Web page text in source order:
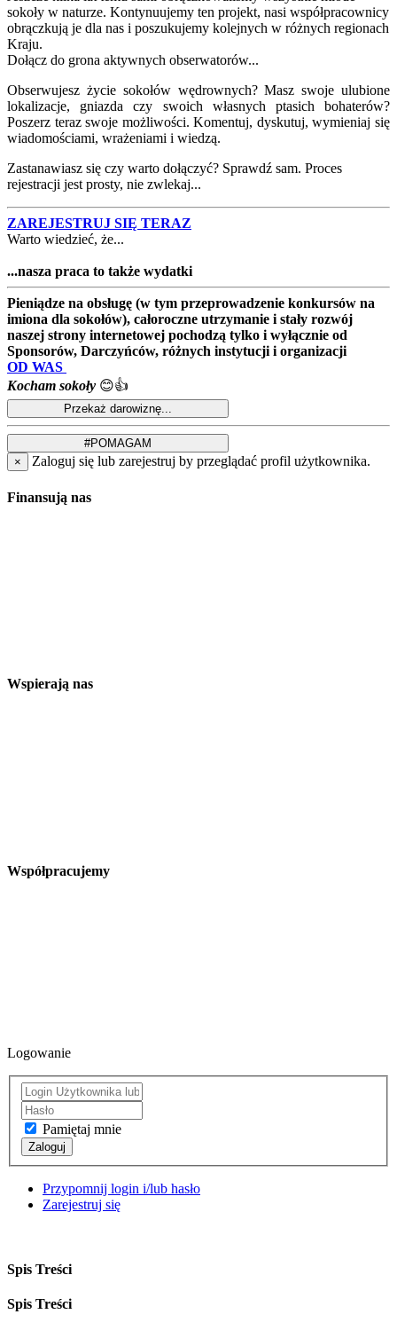
sokoły w naturze. Kontynuujemy ten projekt, nasi współpracownicy
obrączkują je dla nas i poszukujemy kolejnych w różnych regionach
Kraju.
Dołącz do grona aktywnych obserwatorów...
Obserwujesz życie sokołów wędrownych? Masz swoje ulubione
lokalizacje, gniazda czy swoich własnych ptasich bohaterów?
Poszerz teraz swoje możliwości. Komentuj, dyskutuj, wymieniaj się
wiadomościami, wrażeniami i wiedzą.
Zastanawiasz się czy warto dołączyć? Sprawdź sam. Proces
rejestracji jest prosty, nie zwlekaj...
ZAREJESTRUJ SIĘ TERAZ
Warto wiedzieć, że...
...nasza praca to także wydatki
Pieniądze na obsługę (w tym przeprowadzenie konkursów na
imiona dla sokołów), całoroczne utrzymanie i stały rozwój
naszej strony internetowej pochodzą tylko i wyłącznie od
Sponsorów, Darczyńców, różnych instytucji i organizacji
OD WAS
Kocham sokoły 😊👍
× Zaloguj się lub zarejestruj by przeglądać profil użytkownika.
Finansują nas
Wspierają nas
Współpracujemy
Logowanie
Pamiętaj mnie
Zaloguj
Przypomnij login i/lub hasło
Zarejestruj się
Spis Treści
Spis Treści